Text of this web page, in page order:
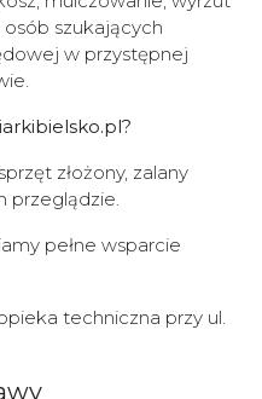
szukających
w przystępnej
złożony, zalany
przeglądzie.
pełne wsparcie
techniczna przy ul.